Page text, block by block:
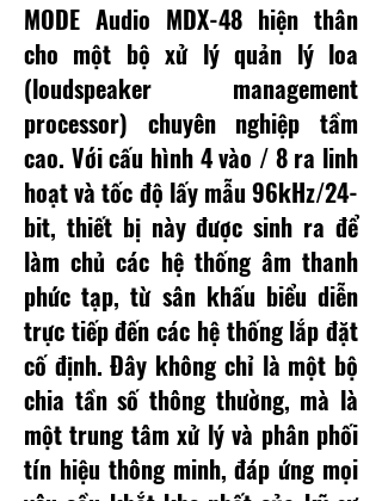
MODE Audio MDX-48 hiện thân
cho một bộ xử lý quản lý loa
(loudspeaker management
processor) chuyên nghiệp tầm
cao. Với cấu hình 4 vào / 8 ra linh
hoạt và tốc độ lấy mẫu 96kHz/24-
bit, thiết bị này được sinh ra để
làm chủ các hệ thống âm thanh
phức tạp, từ sân khấu biểu diễn
trực tiếp đến các hệ thống lắp đặt
cố định. Đây không chỉ là một bộ
chia tần số thông thường, mà là
một trung tâm xử lý và phân phối
tín hiệu thông minh, đáp ứng mọi